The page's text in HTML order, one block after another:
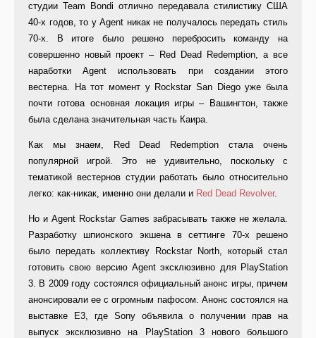
студии Team Bondi отлично передавала стилистику США
40-х годов, то у Agent никак не получалось передать стиль
70-х. В итоге было решено перебросить команду на
совершенно новый проект – Red Dead Redemption, а все
наработки Agent использовать при создании этого
вестерна. На тот момент у Rockstar San Diego уже была
почти готова основная локация игры – Вашингтон, также
была сделана значительная часть Каира.
Как мы знаем, Red Dead Redemption стала очень
популярной игрой. Это не удивительно, поскольку с
тематикой вестернов студии работать было относительно
легко: как-никак, именно они делали и Red Dead Revolver.
Но и Agent Rockstar Games забрасывать также не желала.
Разработку шпионского экшена в сеттинге 70-х решено
было передать коллективу Rockstar North, который стал
готовить свою версию Agent эксклюзивно для PlayStation
3. В 2009 году состоялся официальный анонс игры, причем
анонсировали ее с огромным пафосом. Анонс состоялся на
выставке Е3, где Sony объявила о получении прав на
выпуск эксклюзивно на PlayStation 3 нового большого